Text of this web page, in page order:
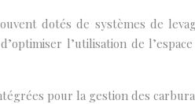
dotés de systèmes de
l’utilisation de
pour la gestion des